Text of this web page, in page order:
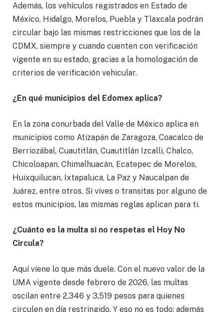
Además, los vehículos registrados en Estado de
México, Hidalgo, Morelos, Puebla y Tlaxcala podrán
circular bajo las mismas restricciones que los de la
CDMX, siempre y cuando cuenten con verificación
vigente en su estado, gracias a la homologación de
criterios de verificación vehicular.
¿En qué municipios del Edomex aplica?
En la zona conurbada del Valle de México aplica en
municipios como Atizapán de Zaragoza, Coacalco de
Berriozábal, Cuautitlán, Cuautitlán Izcalli, Chalco,
Chicoloapan, Chimalhuacán, Ecatepec de Morelos,
Huixquilucan, Ixtapaluca, La Paz y Naucalpan de
Juárez, entre otros. Si vives o transitas por alguno de
estos municipios, las mismas reglas aplican para ti.
¿Cuánto es la multa si no respetas el Hoy No
Circula?
Aquí viene lo que más duele. Con el nuevo valor de la
UMA vigente desde febrero de 2026, las multas
oscilan entre 2,346 y 3,519 pesos para quienes
circulen en día restringido. Y eso no es todo: además